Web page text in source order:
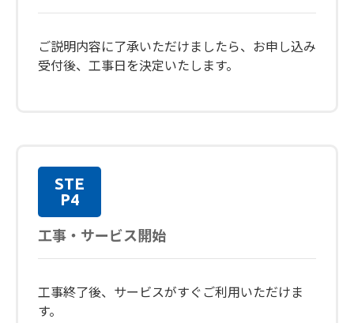
ご説明内容に了承いただけましたら、お申し込み
受付後、工事日を決定いたします。
STE
P4
工事・サービス開始
工事終了後、サービスがすぐご利用いただけま
す。